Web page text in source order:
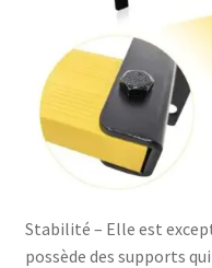
Stabilité – Elle est
possède des supports